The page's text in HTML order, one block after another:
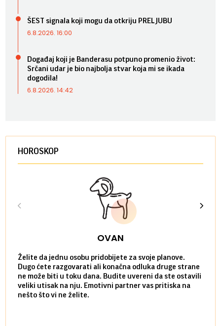
ŠEST signala koji mogu da otkriju PRELJUBU
6.8.2026. 16:00
Događaj koji je Banderasu potpuno promenio život:
Srčani udar je bio najbolja stvar koja mi se ikada
dogodila!
6.8.2026. 14:42
HOROSKOP
OVAN
Želite da jednu osobu pridobijete za svoje planove.
Dugo ćete razgovarati ali konačna odluka druge strane
ne može biti u toku dana. Budite uvereni da ste ostavili
veliki utisak na nju. Emotivni partner vas pritiska na
nešto što vi ne želite.